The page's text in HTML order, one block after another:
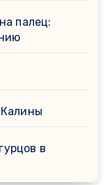
палец:
в